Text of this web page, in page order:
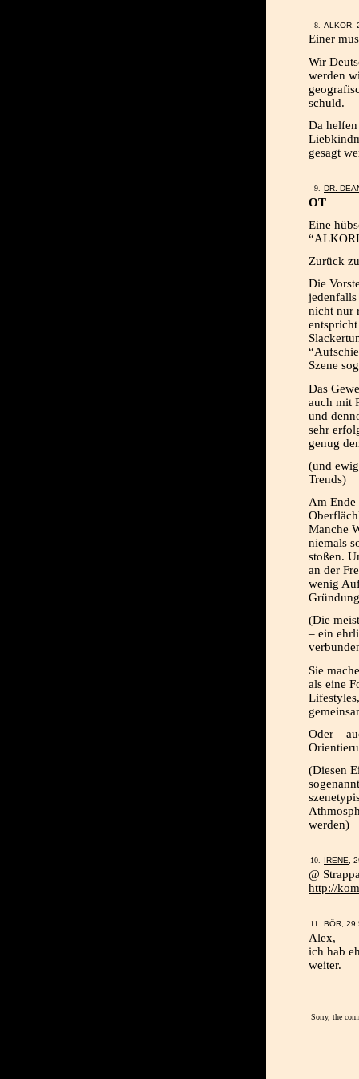
ALKOR,
Einer
Wir
werden
schuld.
Da
gesagt
DR.
OT
Eine
Zurück
Die
jedenfalls
nicht nur
Szene
Das
auch mit
und
sehr
genug
(und
Trends)
Am Ende
Manche
niemals
stoßen.
an der
wenig
(Die
– ein
Sie
als eine
Oder –
(Diesen
werden)
IRENE ,
@
http://
BÖR,
Alex,
ich hab
weiter.
Sorry, the